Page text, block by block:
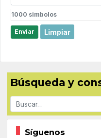
1000 simbolos
Enviar Limpiar
Búsqueda y
Buscar
Síguenos